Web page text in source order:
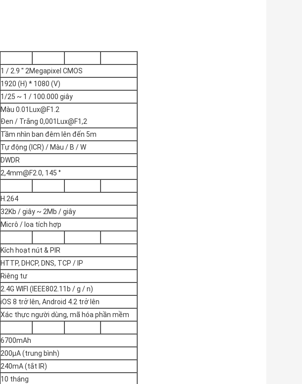
1 / 2.9 '' 2Megapixel CMOS
1920 (H) * 1080 (V)
1/25 ~ 1 / 100.000 giây
Màu 0.01Lux@F1.2
Đen / Trắng 0,001Lux@F1,2
Tầm nhìn ban đêm lên đến 5m
Tự động (ICR) / Màu / B / W
DWDR
2,4mm@F2.0, 145 °
H.264
32Kb / giây ~ 2Mb / giây
Micrô / loa tích hợp
Kích hoạt nút & PIR
HTTP, DHCP, DNS, TCP / IP
Riêng tư
2.4G WIFI (IEEE802.11b / g / n)
iOS 8 trở lên, Android 4.2 trở lên
Xác thực người dùng, mã hóa phần mềm
6700mAh
200µA (trung bình)
240mA (tắt IR)
10 tháng